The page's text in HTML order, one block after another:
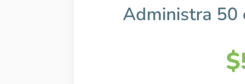
Administra 50